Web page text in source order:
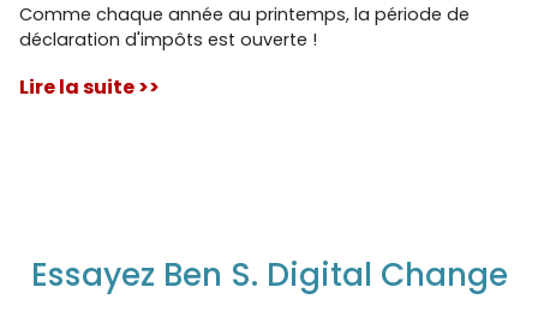
Comme chaque année au printemps, la période de
déclaration d'impôts est ouverte !
Lire la suite >>
Essayez Ben S. Digital Change